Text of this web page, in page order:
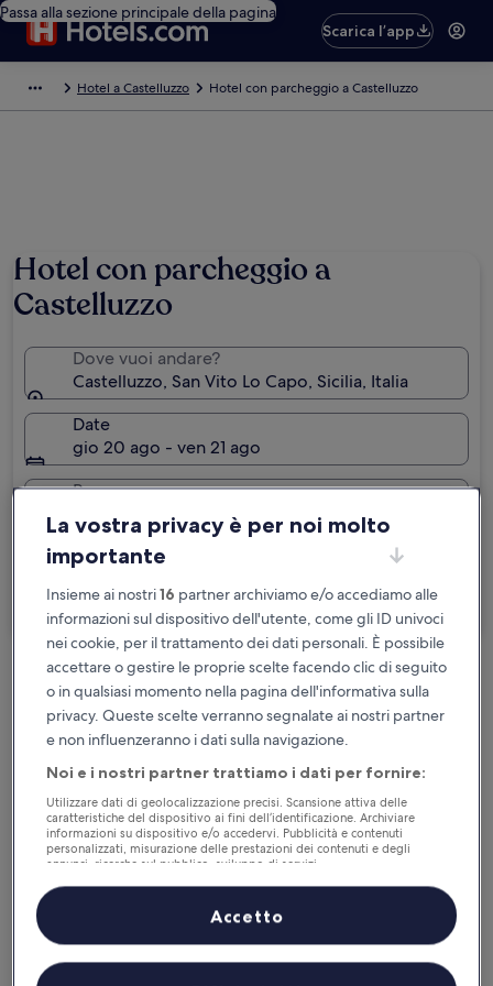
Passa alla sezione principale della pagina
Scarica l’app
Hotel a Castelluzzo Hotel con parcheggio a Castelluzzo
Hotel con parcheggio a
Castelluzzo
Dove vuoi andare?
Castelluzzo, San Vito Lo Capo, Sicilia, Italia
Date
gio 20 ago - ven 21 ago
Persone
2 persone, 1 camera
Sono in viaggio per lavoro
Cerca
Cancellazione gratuita se cambi
programma
Accumula vantaggi con ogni notte di
soggiorno
Risparmia di più con le tariffe per soli
Controlla i prezzi per queste date
La vostra privacy è per noi molto
importante
Insieme ai nostri16 partner archiviamo e/o accediamo alle
informazioni sul dispositivo dell'utente, come gli ID univoci
nei cookie, per il trattamento dei dati personali. È possibile
accettare o gestire le proprie scelte facendo clic di seguito
o in qualsiasi momento nella pagina dell'informativa sulla
privacy. Queste scelte verranno segnalate ai nostri partner
e non influenzeranno i dati sulla navigazione.
Noi e i nostri partner trattiamo i dati per fornire:
Utilizzare dati di geolocalizzazione precisi. Scansione attiva delle
caratteristiche del dispositivo ai fini dell’identificazione. Archiviare
informazioni su dispositivo e/o accedervi. Pubblicità e contenuti
personalizzati, misurazione delle prestazioni dei contenuti e degli
annunci, ricerche sul pubblico, sviluppo di servizi.
Elenco dei partner (fornitori)
Accetto